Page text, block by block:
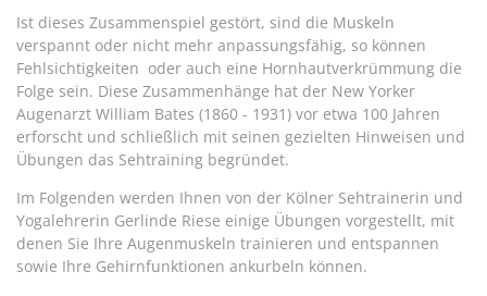
Ist dieses Zusammenspiel gestört, sind die Muskeln
verspannt oder nicht mehr anpassungsfähig, so können
Fehlsichtigkeiten oder auch eine Hornhautverkrümmung die
Folge sein. Diese Zusammenhänge hat der New Yorker
Augenarzt William Bates (1860 - 1931) vor etwa 100 Jahren
erforscht und schließlich mit seinen gezielten Hinweisen und
Übungen das Sehtraining begründet.
Im Folgenden werden Ihnen von der Kölner Sehtrainerin und
Yogalehrerin Gerlinde Riese einige Übungen vorgestellt, mit
denen Sie Ihre Augenmuskeln trainieren und entspannen
sowie Ihre Gehirnfunktionen ankurbeln können.